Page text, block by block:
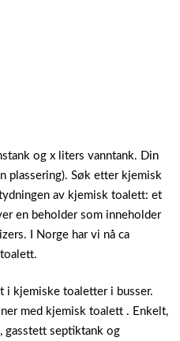
og x liters vanntank. Din
plassering). Søk etter kjemisk
av kjemisk toalett: et
en beholder som inneholder
I Norge har vi nå ca
i kjemiske toaletter i busser.
med kjemisk toalett . Enkelt,
gasstett septiktank og